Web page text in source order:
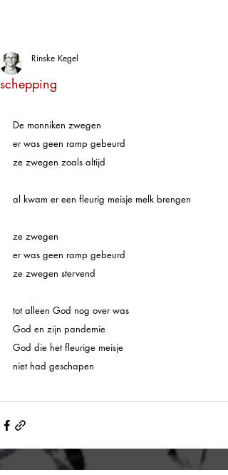
schepping
Rinske Kegel
De monniken zwegen
er was geen ramp gebeurd
ze zwegen zoals altijd
al kwam er een fleurig meisje melk brengen
ze zwegen
er was geen ramp gebeurd
ze zwegen stervend
tot alleen God nog over was
God en zijn pandemie
God die het fleurige meisje
niet had geschapen